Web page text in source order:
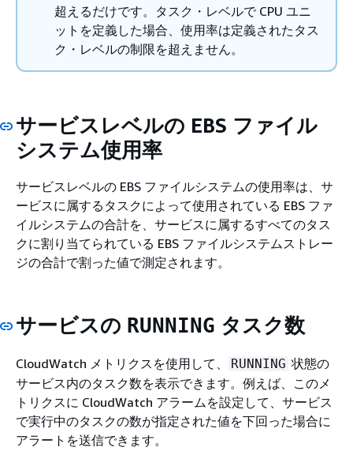
超えるだけです。タスク・レベルで CPU ユニ
ットを定義した場合、使用率は定義されたタス
ク・レベルの制限を超えません。
サービスレベルの EBS ファイル
システム使用率
サービスレベルの EBS ファイルシステムの使用率は、サ
ービスに属するタスクによって使用されている EBS ファ
イルシステムの合計を、サービスに属するすべてのタス
クに割り当てられている EBS ファイルシステムストレー
ジの合計で割った値で測定されます。
サービスの RUNNING タスク数
CloudWatch メトリクスを使用して、 RUNNING 状態の
サービス内のタスク数を表示できます。例えば、このメ
トリクスに CloudWatch アラームを設定して、サービス
で実行中のタスクの数が指定された値を下回った場合に
アラートを送信できます。